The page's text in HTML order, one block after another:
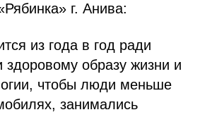
г. Анива:
из года в год ради
здоровому образу жизни и
чтобы люди меньше
занимались